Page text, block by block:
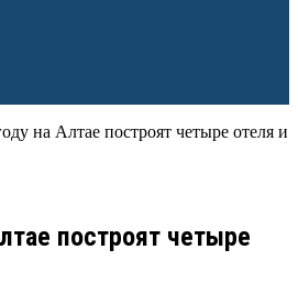
на Алтае построят четыре отеля и
построят четыре